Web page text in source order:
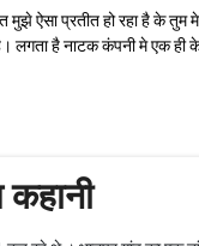
ऐसा प्रतीत हो रहा है के तुम
है नाटक कंपनी मे एक ही
कहानी